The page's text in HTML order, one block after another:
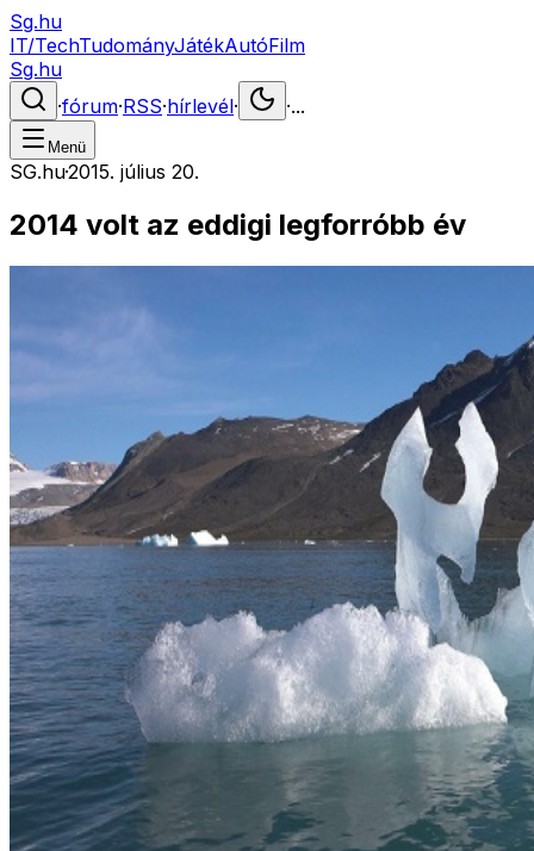
Sg.hu
IT/TechTudományJátékAutóFilm
Sg.hu
·fórum·RSS·hírlevél· ·...
Menü
SG.hu·2015. július 20.
2014 volt az eddigi legforróbb év